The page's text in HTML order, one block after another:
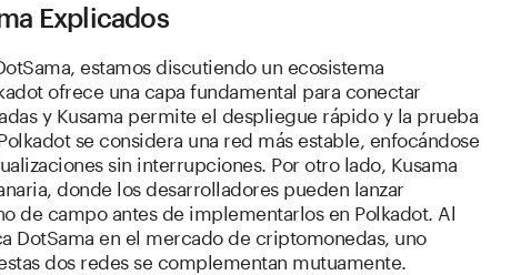
Explicados
estamos discutiendo un ecosistema
ofrece una capa fundamental para conectar
y Kusama permite el despliegue rápido y la prueba
se considera una red más estable, enfocándose
sin interrupciones. Por otro lado, Kusama
donde los desarrolladores pueden lanzar
de campo antes de implementarlos en Polkadot. Al
DotSama en el mercado de criptomonedas, uno
dos redes se complementan mutuamente.